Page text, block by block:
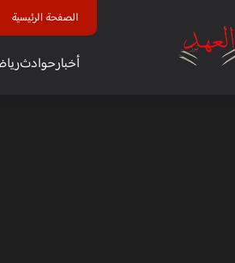
الصفحة الرئيسية
أخبارحوادث